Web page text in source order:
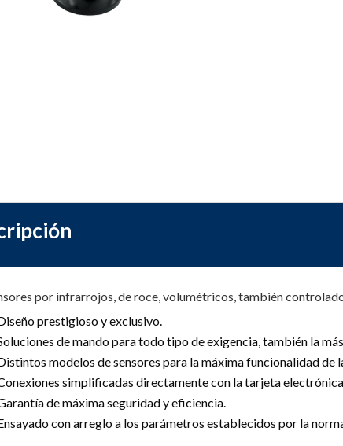
por infrarrojos, de roce, volumétricos, también
prestigioso y exclusivo.
de mando para todo tipo de exigencia, también la
modelos de sensores para la máxima funcionalidad de
simplificadas directamente con la tarjeta
de máxima seguridad y eficiencia.
con arreglo a los parámetros establecidos por la